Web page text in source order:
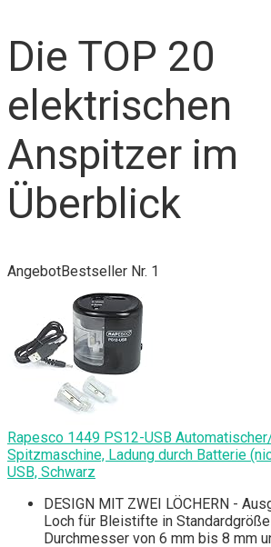
Die TOP 20
elektrischen
Anspitzer im
Überblick
AngebotBestseller Nr. 1
Rapesco 1449 PS12-USB
Spitzmaschine, Ladung durch Batterie
USB, Schwarz
DESIGN MIT ZWEI LÖCHERN -
Loch für Bleistifte in
Durchmesser von 6 mm bis 8 mm